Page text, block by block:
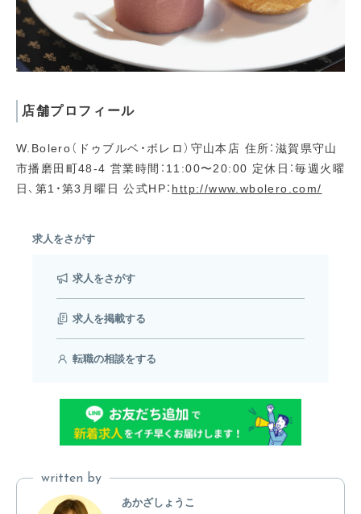
店舗プロフィール
W.Bolero（ドゥブルベ・ボレロ）守山本店 住所：滋賀県守山
市播磨田町48-4 営業時間：11:00〜20:00 定休日：毎週火曜
日、第1・第3月曜日 公式HP： http://www.wbolero.com/
求人をさがす
求人をさがす
求人を掲載する
転職の相談をする
written by
あかざしょうこ